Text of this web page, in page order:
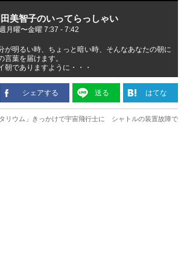
美智子のいってらっしゃい
月曜〜金曜 7:37 - 7:42
が明るい時、ちょっと暗い時、そんなあなたの朝に
言葉を届けます。
朝でありますように・・・
シェアする 送る はてな
タリウム」きっかけで宇宙飛行士に シャトルの装置故障で